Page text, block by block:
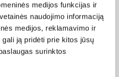
medijos funkcijas ir
naudojimo informaciją
medijos, reklamavimo ir
ją pridėti prie kitos jūsų
surinktos
ir išsirinkite tinkamiausią